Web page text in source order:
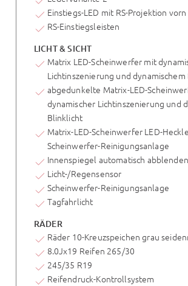
Einstiegs-LED mit RS-Projektion vorn
RS-Einstiegsleisten
LICHT & SICHT
Matrix LED-Scheinwerfer mit
Lichtinszenierung und
abgedunkelte Matrix-LED-
dynamischer Lichtinszenierung und
Blinklicht
Matrix-LED-Scheinwerfer LED-
Scheinwerfer-Reinigungsanlage
Innenspiegel automatisch
Licht-/Regensensor
Scheinwerfer-Reinigungsanlage
Tagfahrlicht
RÄDER
Räder 10-Kreuzspeichen grau
8.0Jx19 Reifen 265/30
245/35 R19
Reifendruck-Kontrollsystem